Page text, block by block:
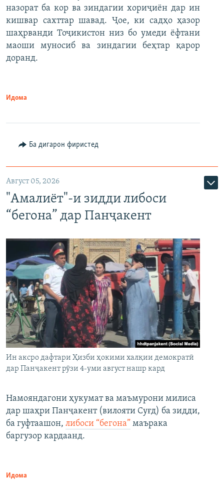
назорат ба кор ва зиндагии хориҷиён дар ин
кишвар сахттар шавад. Ҷое, ки садҳо ҳазор
шаҳрванди Тоҷикистон низ бо умеди ёфтани
маоши муносиб ва зиндагии беҳтар қарор
доранд.
Идома
Ба дигарон фиристед
Август 05, 2026
"Амалиёт"-и зидди либоси
“бегона” дар Панҷакент
Ин аксро дафтари Ҳизби ҳокими халқии демократӣ
дар Панҷакент рӯзи 4-уми август нашр кард
Намояндагони ҳукумат ва маъмурони милиса
дар шаҳри Панҷакент (вилояти Суғд) ба зидди,
ба гуфтаашон, либоси “бегона” маърака
баргузор кардаанд.
Идома